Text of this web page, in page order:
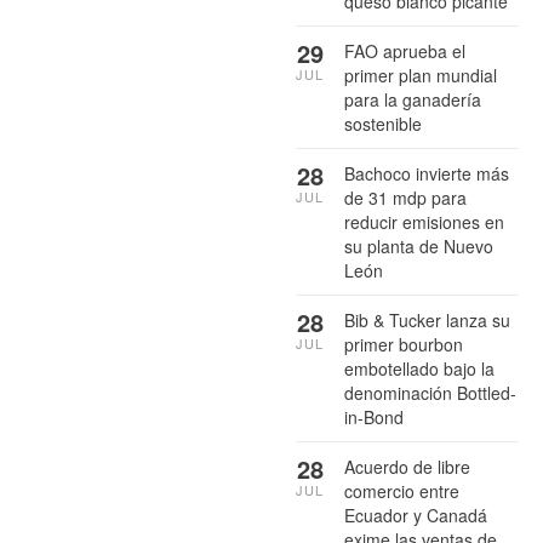
FAO aprueba el
primer plan mundial
para la ganadería
sostenible
29
JUL
Bachoco invierte más
de 31 mdp para
reducir emisiones en
su planta de Nuevo
León
28
JUL
Bib & Tucker lanza su
primer bourbon
embotellado bajo la
denominación Bottled-
in-Bond
28
JUL
Acuerdo de libre
comercio entre
Ecuador y Canadá
28
JUL